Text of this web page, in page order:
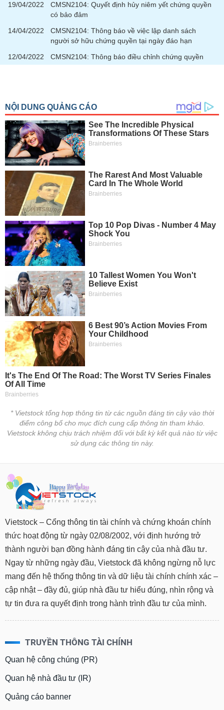
19/04/2022
CMSN2104: Quyết định hủy niêm yết chứng quyền
có bảo đảm
14/04/2022
CMSN2104: Thông báo về việc lập danh sách
người sở hữu chứng quyền tại ngày đáo hạn
12/04/2022
CMSN2104: Thông báo điều chỉnh chứng quyền
* Vietstock tổng hợp thông tin từ các nguồn đáng tin cậy vào thời
điểm công bố cho mục đích cung cấp thông tin tham khảo.
Vietstock không chịu trách nhiệm đối với bất kỳ kết quả nào từ việc
sử dụng các thông tin này.
Vietstock – Cổng thông tin tài chính và chứng khoán chính
thức hoạt động từ ngày 02/08/2002, với định hướng trở
thành người bạn đồng hành đáng tin cậy của nhà đầu tư.
Ngay từ những ngày đầu, Vietstock đã không ngừng nỗ lực
mang đến hệ thống thông tin và dữ liệu tài chính chính xác –
cập nhật – đầy đủ, giúp nhà đầu tư hiểu đúng, nhìn rộng và
tự tin đưa ra quyết định trong hành trình đầu tư của mình.
TRUYỀN THÔNG TÀI CHÍNH
Quan hệ công chúng (PR)
Quan hệ nhà đầu tư (IR)
Quảng cáo banner
Báo
phân
tích
Dịch
vụ
(-)
Đào
tạo
Sách
tài
chính
Công
cụ
đầu
tư
Truyền
thông
tài
tài
chính